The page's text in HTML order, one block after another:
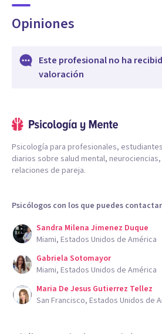
Opiniones
Este profesional no ha
valoración
Psicología para profesionales,
diarios sobre salud mental,
relaciones de pareja.
Psicólogos con los que puedes contactar
Sandra Milena Jimenez Duque
Miami, Estados Unidos de América
Gabriela Sotomayor
Miami, Estados Unidos de América
Maria De Jesus Gutierrez Tellez
San Francisco, Estados Unidos de